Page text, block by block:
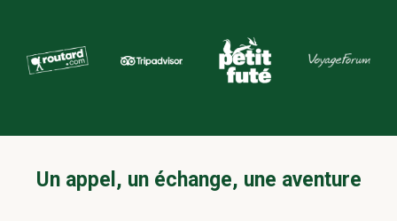
Un appel, un échange, une aventure